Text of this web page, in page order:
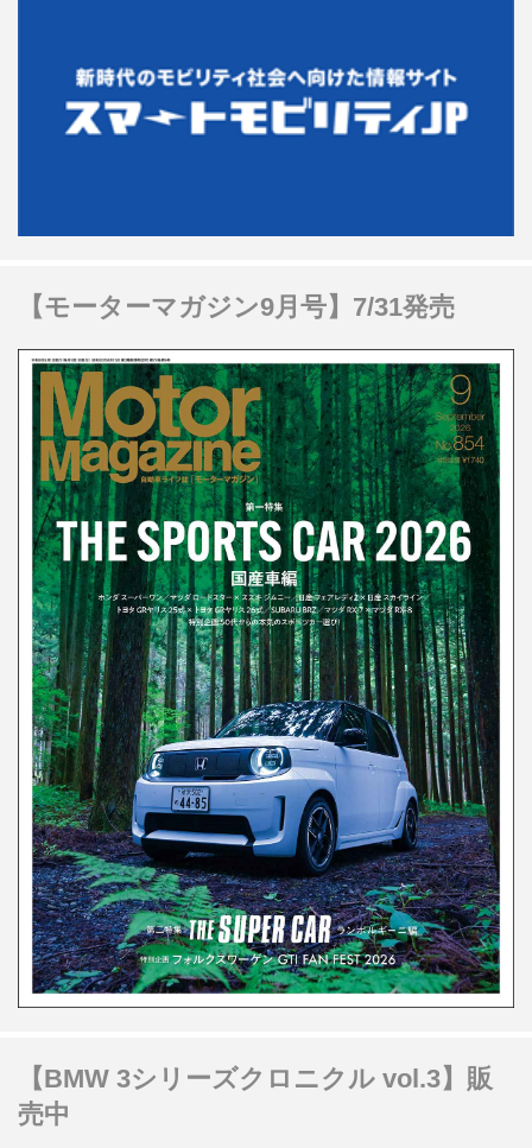
【モーターマガジン9月号】7/31発売
【BMW 3シリーズクロニクル vol.3】販
売中